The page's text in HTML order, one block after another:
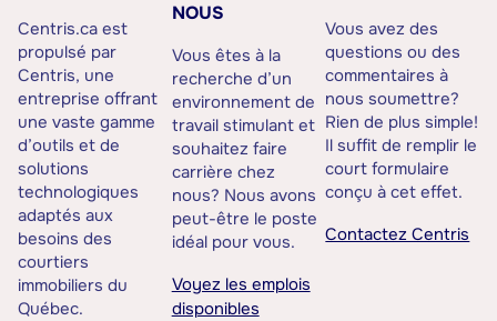
Centris.ca est
propulsé par
Centris, une
entreprise offrant
une vaste gamme
d’outils et de
solutions
technologiques
adaptés aux
besoins des
courtiers
immobiliers du
Québec.
NOUS
Vous êtes à la
recherche d’un
environnement de
travail stimulant et
souhaitez faire
carrière chez
nous? Nous avons
peut-être le poste
idéal pour vous.
Voyez les emplois
disponibles
Vous avez des
questions ou des
commentaires à
nous soumettre?
Rien de plus simple!
Il suffit de remplir le
court formulaire
conçu à cet effet.
Contactez Centris